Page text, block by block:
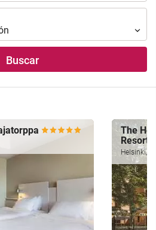
Buscar
The
Resorts
Helsinki,